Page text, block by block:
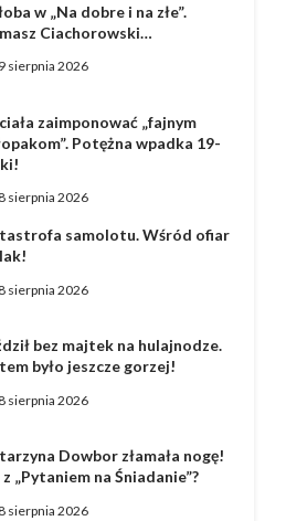
w „Na dobre i na złe”.
Ciachorowski…
9 sierpnia 2026
zaimponować „fajnym
Potężna wpadka 19-
8 sierpnia 2026
samolotu. Wśród ofiar
8 sierpnia 2026
bez majtek na hulajnodze.
było jeszcze gorzej!
8 sierpnia 2026
Dowbor złamała nogę!
z „Pytaniem na Śniadanie”?
8 sierpnia 2026